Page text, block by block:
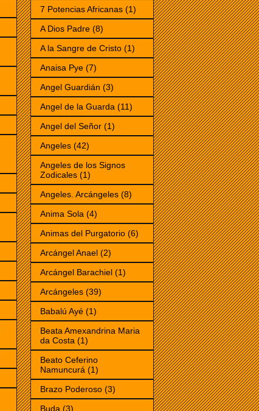
7 Potencias Africanas (1)
A Dios Padre (8)
A la Sangre de Cristo (1)
Anaisa Pye (7)
Angel Guardián (3)
Angel de la Guarda (11)
Angel del Señor (1)
Angeles (42)
Angeles de los Signos
Zodicales (1)
Angeles. Arcángeles (8)
Anima Sola (4)
Animas del Purgatorio (6)
Arcángel Anael (2)
Arcángel Barachiel (1)
Arcángeles (39)
Babalú Ayé (1)
Beata Amexandrina Maria
da Costa (1)
Beato Ceferino
Namuncurá (1)
Brazo Poderoso (3)
Buda (3)